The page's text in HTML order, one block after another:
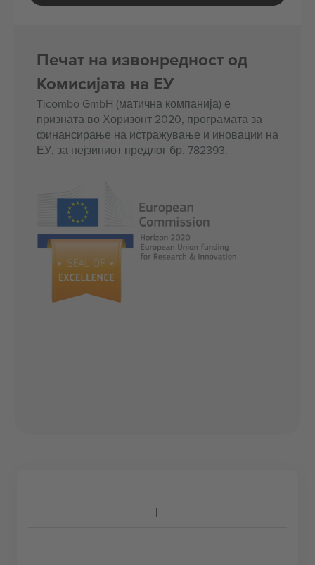
Печат на извонредност од
Комисијата на ЕУ
Ticombo GmbH (матична компанија) е
призната во Хоризонт 2020, програмата за
финансирање на истражување и иновации на
ЕУ, за нејзиниот предлог бр. 782393.